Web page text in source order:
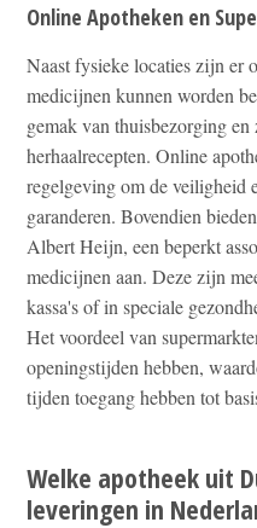
Online Apotheken en
Naast fysieke locaties zijn er
medicijnen kunnen worden
gemak van thuisbezorging
herhaalrecepten. Online
regelgeving om de veiligheid
garanderen. Bovendien
Albert Heijn, een beperkt
medicijnen aan. Deze zijn
kassa's of in speciale
Het voordeel van
openingstijden hebben,
tijden toegang hebben tot
Welke apotheek uit
leveringen in